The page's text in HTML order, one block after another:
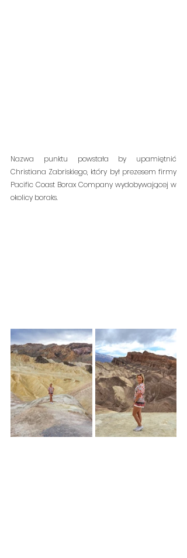
Nazwa punktu powstała by upamiętnić
Christiana Zabriskiego, który był prezesem firmy
Pacific Coast Borax Company wydobywającej w
okolicy boraks.